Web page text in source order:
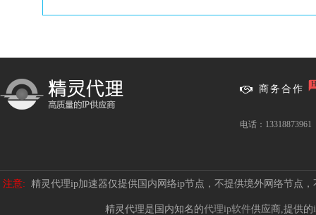
商务合作
电话：13318873961
注意: 精灵代理ip加速器仅提供国内网络ip节点，不提供境外网络节点
精灵代理是国内知名的代理ip软件供应商,提供的